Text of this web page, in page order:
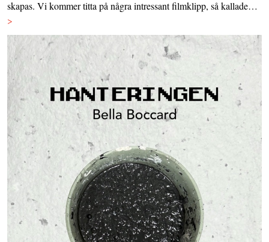
skapas. Vi kommer titta på några intressant filmklipp, så kallade…
>